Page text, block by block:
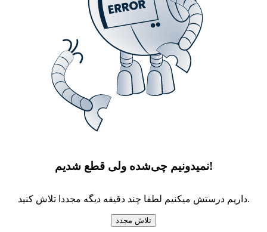
نمیدونیم چی‌شده ولی قطع شدیم!
داریم درستش میکنیم لطفا چند دقیقه دیگه مجددا تلاش کنید.
تلاش مجدد